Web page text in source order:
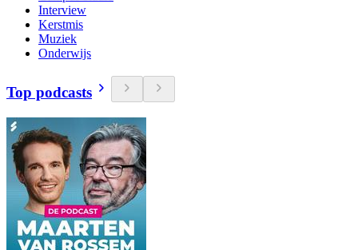
Interview
Kerstmis
Muziek
Onderwijs
Top podcasts